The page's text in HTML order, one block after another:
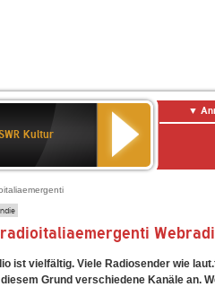
Kultur
ist vielfältig. Viele Radiosender wie
Grund verschiedene Kanäle an.